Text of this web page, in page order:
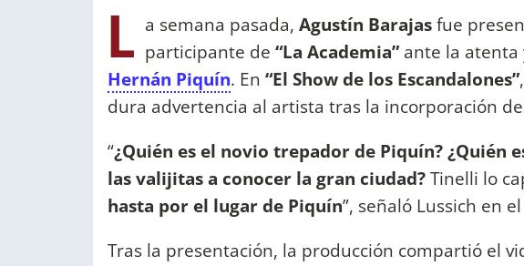
L a semana pasada, Agustín Barajasfue
participante de “La Academia”ante la atenta
Hernán Piquín. En “El Show de los Escandalones”,
dura advertencia al artista tras la incorporación
“¿Quién es el novio trepador de Piquín? ¿Quién
las valijitas a conocer la gran ciudad?Tinelli lo
hasta por el lugar de Piquín”, señaló Lussich en
Tras la presentación, la producción compartió el